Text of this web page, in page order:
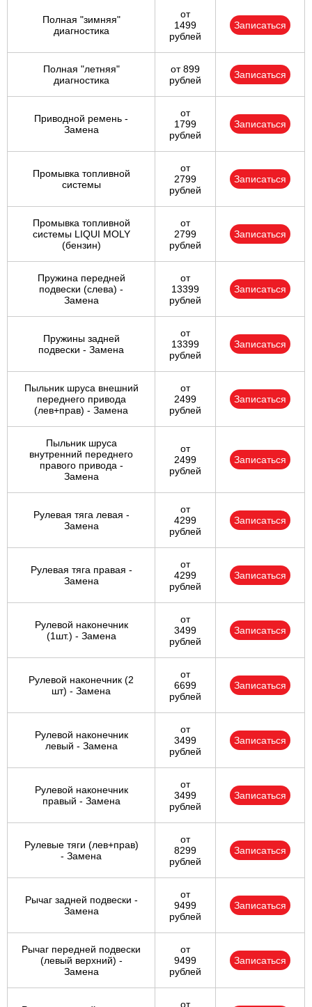
Полная "зимняя"
диагностика
от
1499
рублей
Записаться
Полная "летняя"
диагностика
от 899
рублей
Записаться
Приводной ремень -
Замена
от
1799
рублей
Записаться
Промывка топливной
системы
от
2799
рублей
Записаться
Промывка топливной
системы LIQUI MOLY
(бензин)
от
2799
рублей
Записаться
Пружина передней
подвески (слева) -
Замена
от
13399
рублей
Записаться
Пружины задней
подвески - Замена
от
13399
рублей
Записаться
Пыльник шруса внешний
переднего привода
(лев+прав) - Замена
от
2499
рублей
Записаться
Пыльник шруса
внутренний переднего
правого привода -
Замена
от
2499
рублей
Записаться
Рулевая тяга левая -
Замена
от
4299
рублей
Записаться
Рулевая тяга правая -
Замена
от
4299
рублей
Записаться
Рулевой наконечник
(1шт.) - Замена
от
3499
рублей
Записаться
Рулевой наконечник (2
шт) - Замена
от
6699
рублей
Записаться
Рулевой наконечник
левый - Замена
от
3499
рублей
Записаться
Рулевой наконечник
правый - Замена
от
3499
рублей
Записаться
Рулевые тяги (лев+прав)
- Замена
от
8299
рублей
Записаться
Рычаг задней подвески -
Замена
от
9499
рублей
Записаться
Рычаг передней подвески
(левый верхний) -
Замена
от
9499
рублей
Записаться
от